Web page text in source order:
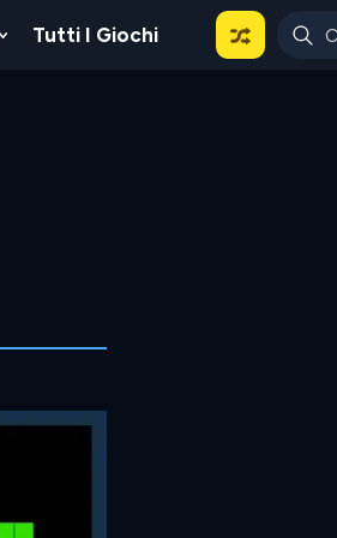
Show
Tutti I Giochi